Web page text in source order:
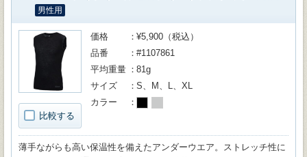
男性用
比較する
価格
¥5,900（税込）
品番
#1107861
平均重量
81g
サイズ
S、M、L、XL
カラー
薄手ながらも高い保温性を備えたアンダーウエア。ストレッチ性に